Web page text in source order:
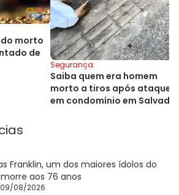
morto
de
Segurança
Saiba quem era homem
morto a tiros após ataque
em condomínio em Salvador
Franklin, um dos maiores ídolos do
aos 76 anos
09/08/2026